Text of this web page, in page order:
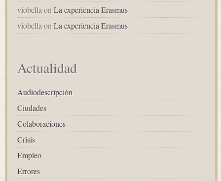
viobellaonLa experiencia Erasmus
viobellaonLa experiencia Erasmus
Actualidad
Audiodescripción
Ciudades
Colaboraciones
Crisis
Empleo
Errores